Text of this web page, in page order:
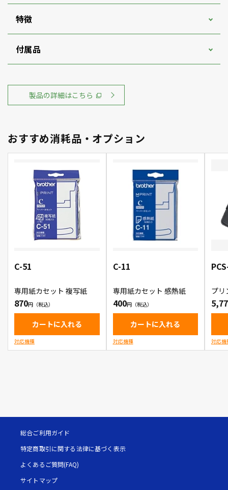
特徴
付属品
製品の詳細はこちら
おすすめ消耗品・オプション
C-51
専用紙カセット 複写紙
870
カートに入れる
対応機種
C-11
専用紙カセット 感熱紙
400
カートに入れる
対応機種
プリ
モ
対応機
総合ご利用ガイド
特定商取引に関する法律に基づく表示
よくあるご質問(FAQ)
サイトマップ